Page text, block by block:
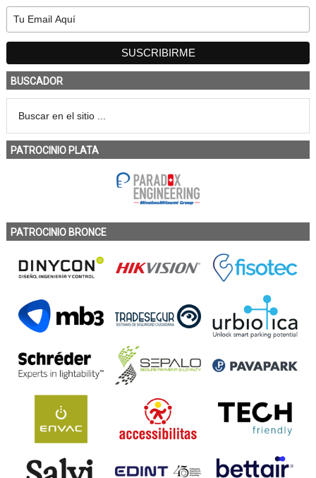
BUSCADOR
PATROCINIO PLATA
PATROCINIO BRONCE